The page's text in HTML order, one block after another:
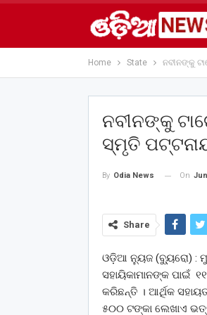
Home State ନବୀନଙ୍କୁ
ନବୀନଙ୍କୁ
ସ୍ମୃତି
By Odia News On
Share
ଓଡ଼ିଆ ନ୍ୟୁଜ (ବ୍ୟୁ୍ରୋ) :
ସହାୟିକାମାନଙ୍କ ପାଇଁ
କରିଛନ୍ତି । ଆର୍ଥିକ
୫୦୦ ଟଙ୍କା ଲେଖାଏ